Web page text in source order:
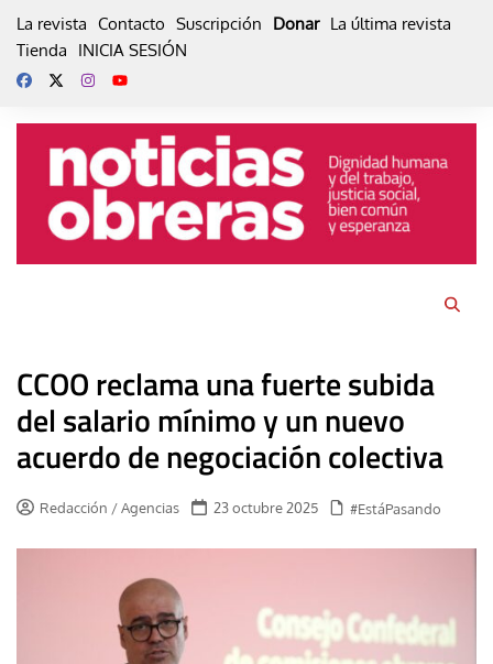
La revista Contacto Suscripción Donar La última revista
Tienda
INICIA SESIÓN
CCOO reclama una fuerte subida
del salario mínimo y un nuevo
acuerdo de negociación colectiva
Redacción / Agencias 23 octubre 2025 #EstáPasando